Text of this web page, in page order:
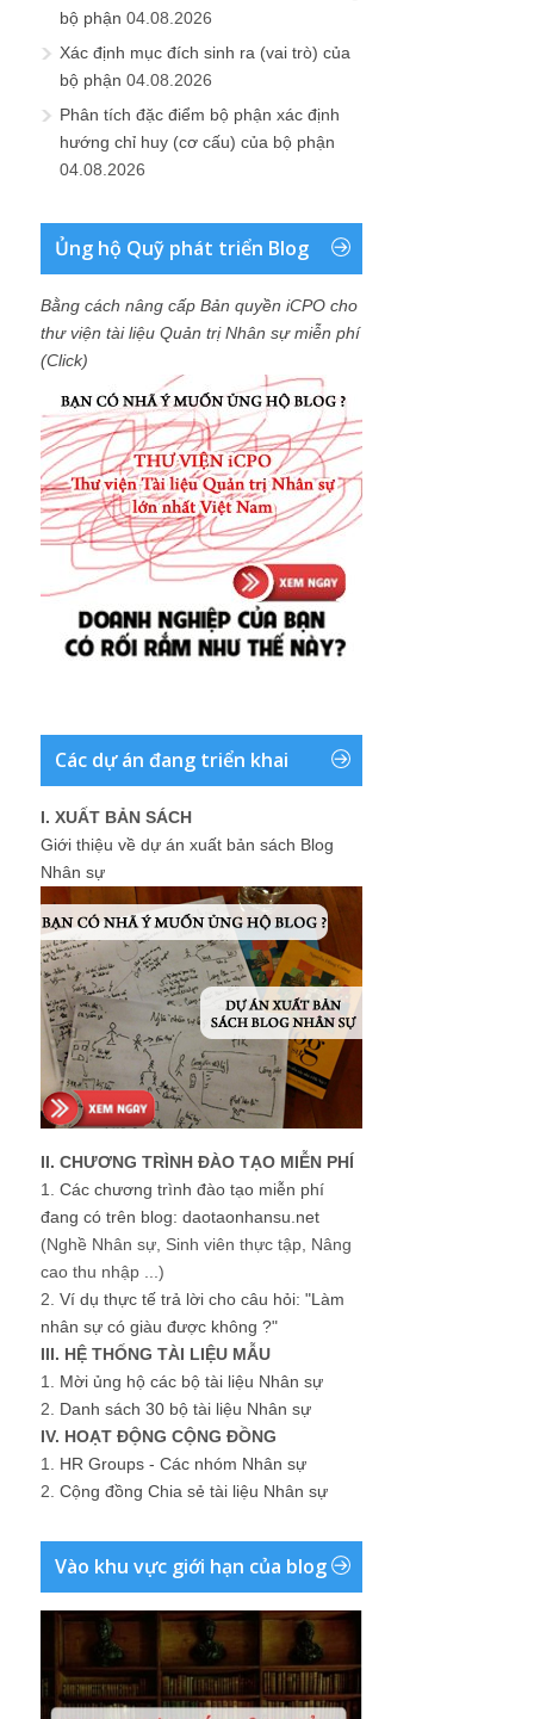
bộ phận 04.08.2026
Xác định mục đích sinh ra (vai trò) của
bộ phận 04.08.2026
Phân tích đặc điểm bộ phận xác định
hướng chỉ huy (cơ cấu) của bộ phận
04.08.2026
Ủng hộ Quỹ phát triển Blog
Bằng cách nâng cấp Bản quyền iCPO cho
thư viện tài liệu Quản trị Nhân sự miễn phí
(Click)
Các dự án đang triển khai
I. XUẤT BẢN SÁCH
Giới thiệu về dự án xuất bản sách Blog
Nhân sự
II. CHƯƠNG TRÌNH ĐÀO TẠO MIỄN PHÍ
1. Các chương trình đào tạo miễn phí
đang có trên blog: daotaonhansu.net
(Nghề Nhân sự, Sinh viên thực tập, Nâng
cao thu nhập ...)
2. Ví dụ thực tế trả lời cho câu hỏi: "Làm
nhân sự có giàu được không ?"
III. HỆ THỐNG TÀI LIỆU MẪU
1. Mời ủng hộ các bộ tài liệu Nhân sự
2. Danh sách 30 bộ tài liệu Nhân sự
IV. HOẠT ĐỘNG CỘNG ĐỒNG
1. HR Groups - Các nhóm Nhân sự
2. Cộng đồng Chia sẻ tài liệu Nhân sự
Vào khu vực giới hạn của blog